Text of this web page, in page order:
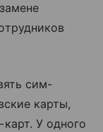
сим-
карты,
У одного